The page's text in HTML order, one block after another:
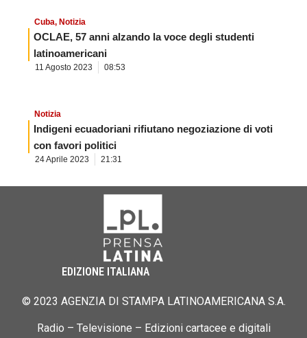
Cuba, Notizia
OCLAE, 57 anni alzando la voce degli studenti
latinoamericani
11 Agosto 2023 08:53
Notizia
Indigeni ecuadoriani rifiutano negoziazione di voti
con favori politici
24 Aprile 2023 21:31
EDIZIONE ITALIANA
© 2023 AGENZIA DI STAMPA LATINOAMERICANA S.A.
Radio – Televisione – Edizioni cartacee e digitali